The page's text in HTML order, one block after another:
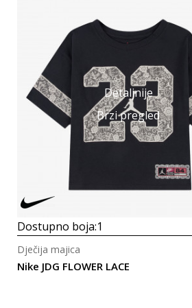
Detaljnije
Brzi pregled
Dostupno boja:1
Nike JDG FLOWER LACE
Dječija majica